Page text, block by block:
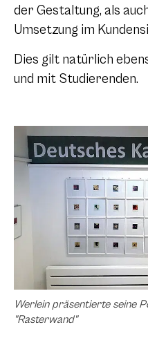
der Gestaltung, als
Umsetzung im
Dies gilt natürlich
und mit Studierenden.
Werlein präsentierte seine
"Rasterwand"